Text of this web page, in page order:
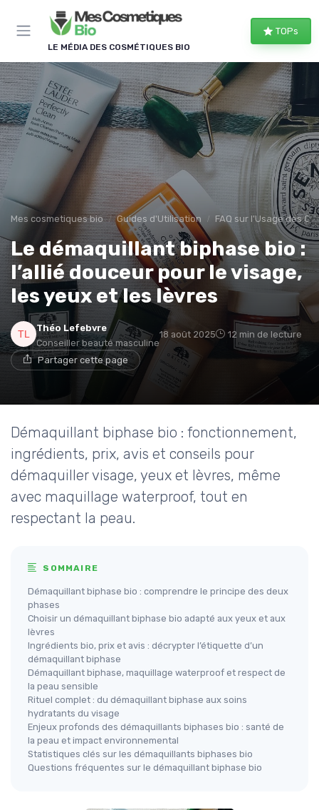
LE MÉDIA DES COSMÉTIQUES BIO
TOPs
Mes cosmetiques bio Guides d'Utilisation FAQ sur l'Usage des
Le démaquillant biphase bio :
l’allié douceur pour le visage,
les yeux et les lèvres
Théo Lefebvre
Conseiller beauté masculine
18 août 2025 12 min de lecture
Partager cette page
Démaquillant biphase bio : fonctionnement,
ingrédients, prix, avis et conseils pour
démaquiller visage, yeux et lèvres, même
avec maquillage waterproof, tout en
respectant la peau.
SOMMAIRE
Démaquillant biphase bio : comprendre le principe des deux
phases
Choisir un démaquillant biphase bio adapté aux yeux et aux
lèvres
Ingrédients bio, prix et avis : décrypter l’étiquette d’un
démaquillant biphase
Démaquillant biphase, maquillage waterproof et respect de
la peau sensible
Rituel complet : du démaquillant biphase aux soins
hydratants du visage
Enjeux profonds des démaquillants biphases bio : santé de
la peau et impact environnemental
Statistiques clés sur les démaquillants biphases bio
Questions fréquentes sur le démaquillant biphase bio
Panneau de gestion des cookies